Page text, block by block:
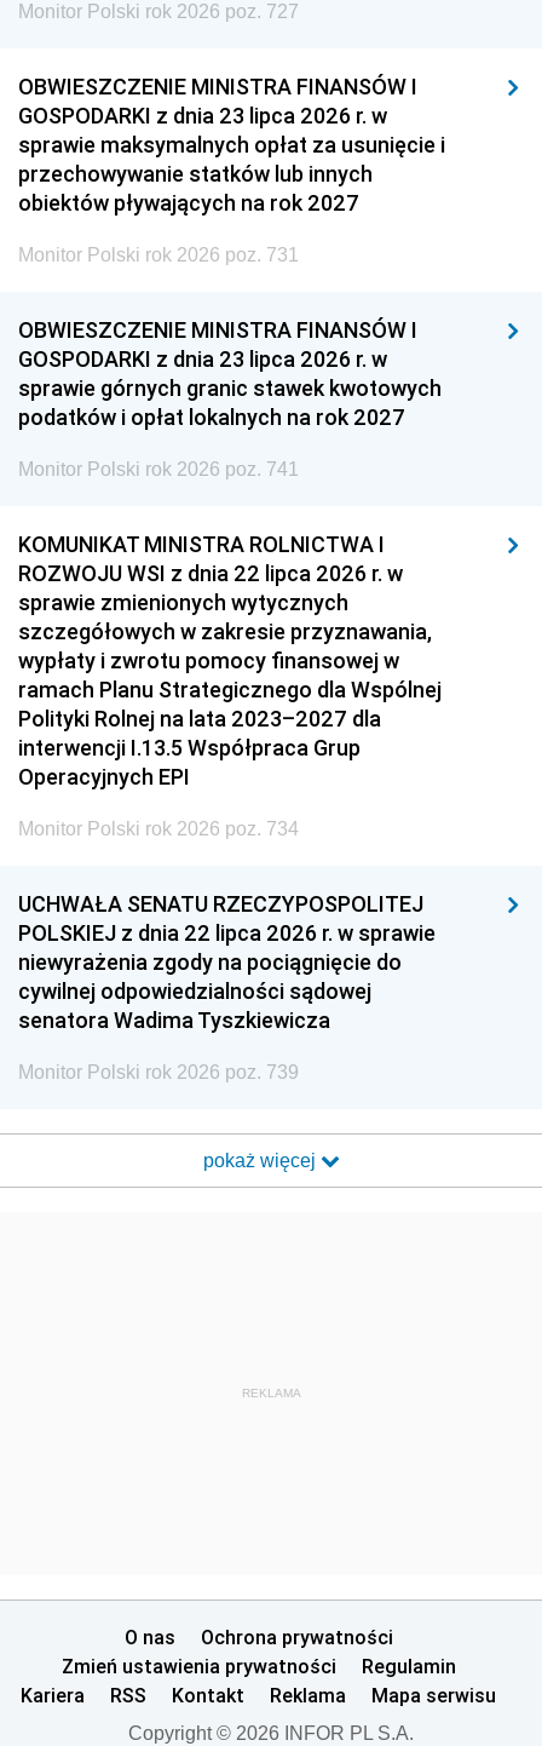
Monitor Polski rok 2026 poz. 727
OBWIESZCZENIE MINISTRA FINANSÓW I
GOSPODARKI z dnia 23 lipca 2026 r. w
sprawie maksymalnych opłat za usunięcie i
przechowywanie statków lub innych
obiektów pływających na rok 2027
Monitor Polski rok 2026 poz. 731
OBWIESZCZENIE MINISTRA FINANSÓW I
GOSPODARKI z dnia 23 lipca 2026 r. w
sprawie górnych granic stawek kwotowych
podatków i opłat lokalnych na rok 2027
Monitor Polski rok 2026 poz. 741
KOMUNIKAT MINISTRA ROLNICTWA I
ROZWOJU WSI z dnia 22 lipca 2026 r. w
sprawie zmienionych wytycznych
szczegółowych w zakresie przyznawania,
wypłaty i zwrotu pomocy finansowej w
ramach Planu Strategicznego dla Wspólnej
Polityki Rolnej na lata 2023–2027 dla
interwencji I.13.5 Współpraca Grup
Operacyjnych EPI
Monitor Polski rok 2026 poz. 734
UCHWAŁA SENATU RZECZYPOSPOLITEJ
POLSKIEJ z dnia 22 lipca 2026 r. w sprawie
niewyrażenia zgody na pociągnięcie do
cywilnej odpowiedzialności sądowej
senatora Wadima Tyszkiewicza
Monitor Polski rok 2026 poz. 739
pokaż więcej
REKLAMA
O nas
Ochrona prywatności
Zmień ustawienia prywatności
Regulamin
Kariera
RSS Kontakt Reklama Mapa serwisu
Copyright © 2026 INFOR PL S.A.